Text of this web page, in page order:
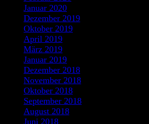
Januar 2020
Dezember 2019
Oktober 2019
April 2019
März 2019
Januar 2019
Dezember 2018
November 2018
Oktober 2018
September 2018
August 2018
Juni 2018